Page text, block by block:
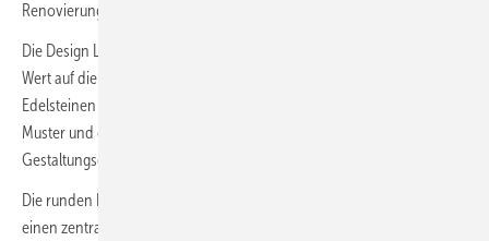
Renovierungsprojekte.
Die Design Line richtet sich an Bauherren, die auch einen besonderen
Wert auf die Ästhetik legen. Ihre Modelle tragen die Namen von
Edelsteinen – etwa Zaffiro, Topazio oder Rubino. Präzise gearbeitete
Muster und der Rahmen in Glasoptik machen die Gitter zu
Gestaltungselementen.
Die runden Design-Abdeckgitter mit Anschluss DN 125 werden über
einen zentralen Stift im Gitterrahmen fixiert. So konnte der Gitterrand